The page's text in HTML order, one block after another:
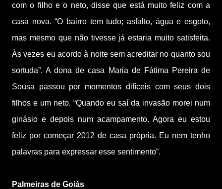
com o filho e o neto, disse que está muito feliz com a
casa nova. “O bairro tem tudo; asfalto, água e esgoto,
mas mesmo que não tivesse já estaria muito satisfeita.
Às vezes eu acordo à noite sem acreditar no quanto sou
sortuda”. A dona de casa Maria de Fátima Pereira de
Sousa passou por momentos difíceis com seus dois
filhos e um neto. “Quando eu saí da invasão morei num
ginásio e depois num acampamento. Agora eu estou
feliz por começar 2012 de casa própria. Eu nem tenho
palavras para expressar esse sentimento”.
Palmeiras de Goiás